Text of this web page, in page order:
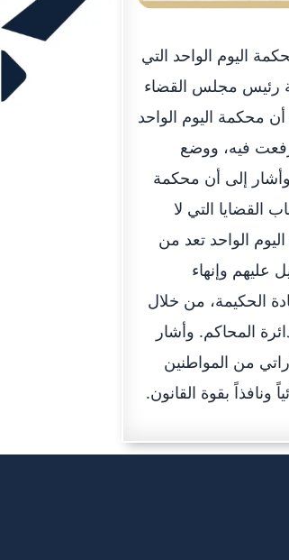
التي تلقتها محكمة اليوم الواحد التي
رئيس مجلس القضاء
محكمة اليوم الواحد
اليوم نفسه الذي رفعت فيه، ووضع
إلى أن محكمة
التي لا
اليوم الواحد تعد من
عليهم وإنهاء
الحكيمة، من خلال
المحاكم. وأشار
من المواطنين
بقوة القانون.